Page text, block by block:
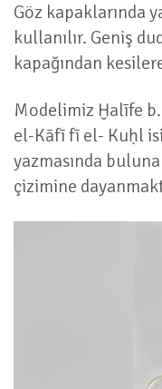
Göz kapaklarında
kullanılır. Geniş
kapağından
Modelimiz Ḫalīfe
el-Kāfī fī el- Kuḥl
yazmasında
çizimine